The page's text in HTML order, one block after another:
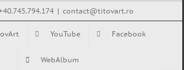
| contact@titovart.ro
YouTube Facebook
WebAlbum